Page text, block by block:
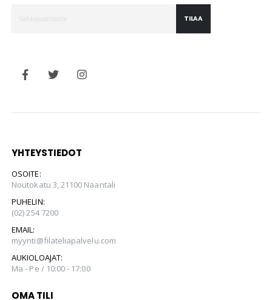
TILAA
YHTEYSTIEDOT
OSOITE:
Noutokatu 3, 21100 Naantali
PUHELIN:
(02) 254 7200
EMAIL:
myynti@filateliapalvelu.com
AUKIOLOAJAT:
Ma - Pe / 10:00 - 17:00
OMA TILI